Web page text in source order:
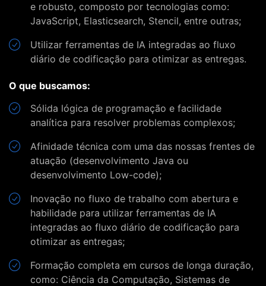
e robusto, composto por tecnologias como:
JavaScript, Elasticsearch, Stencil, entre outras;
Utilizar ferramentas de IA integradas ao fluxo
diário de codificação para otimizar as entregas.
O que buscamos:
Sólida lógica de programação e facilidade
analítica para resolver problemas complexos;
Afinidade técnica com uma das nossas frentes de
atuação (desenvolvimento Java ou
desenvolvimento Low-code);
Inovação no fluxo de trabalho com abertura e
habilidade para utilizar ferramentas de IA
integradas ao fluxo diário de codificação para
otimizar as entregas;
Formação completa em cursos de longa duração,
como: Ciência da Computação, Sistemas de